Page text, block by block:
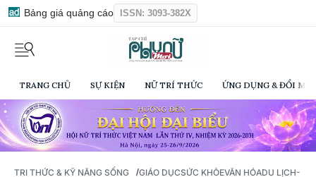
Bảng giá quảng cáo ISSN: 3093-382X
TRANG CHỦ SỰ KIỆN NỮ TRÍ THỨC ỨNG DỤNG & ĐỔI
TRI THỨC & KỸ NĂNG SỐNG /GIÁO DỤCSỨC KHỎEVĂN HÓADU LỊCH-